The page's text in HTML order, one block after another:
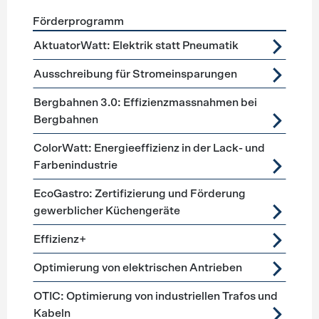
Förderprogramme Prozesstechnik
Förderprogramm
AktuatorWatt: Elektrik statt Pneumatik
Ausschreibung für Stromeinsparungen
Bergbahnen 3.0: Effizienzmassnahmen bei
Bergbahnen
ColorWatt: Energieeffizienz in der Lack- und
Farbenindustrie
EcoGastro: Zertifizierung und Förderung
gewerblicher Küchengeräte
Effizienz+
Optimierung von elektrischen Antrieben
OTIC: Optimierung von industriellen Trafos und
Kabeln